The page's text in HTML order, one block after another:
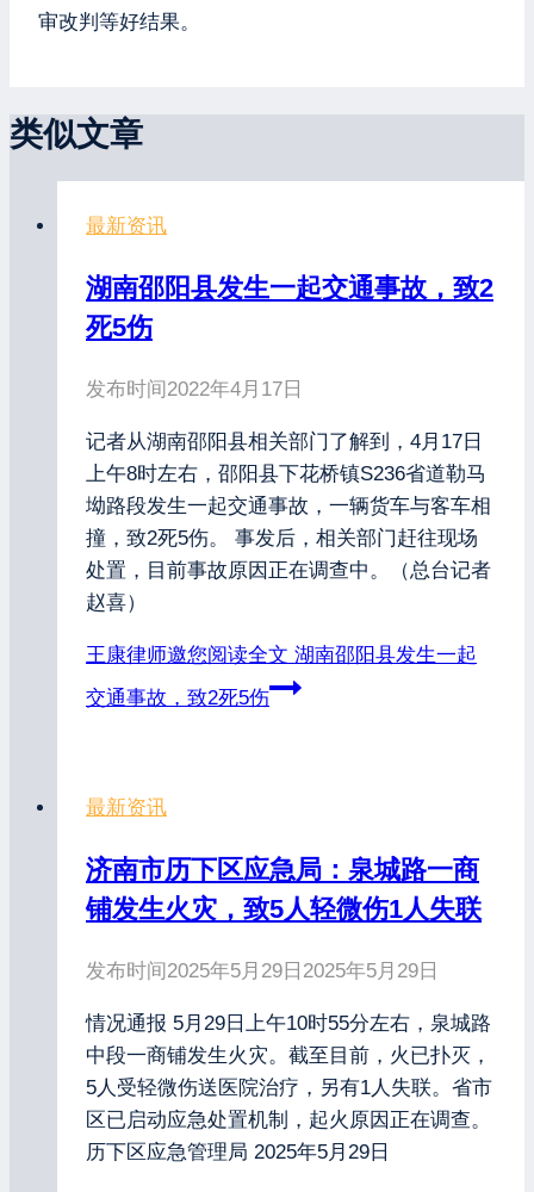
审改判等好结果。
类似文章
最新资讯
湖南邵阳县发生一起交通事故，致2
死5伤
发布时间2022年4月17日
记者从湖南邵阳县相关部门了解到，4月17日
上午8时左右，邵阳县下花桥镇S236省道勒马
坳路段发生一起交通事故，一辆货车与客车相
撞，致2死5伤。 事发后，相关部门赶往现场
处置，目前事故原因正在调查中。（总台记者
赵喜）
王康律师邀您阅读全文 湖南邵阳县发生一起
交通事故，致2死5伤
最新资讯
济南市历下区应急局：泉城路一商
铺发生火灾，致5人轻微伤1人失联
发布时间2025年5月29日 2025年5月29日
情况通报 5月29日上午10时55分左右，泉城路
中段一商铺发生火灾。截至目前，火已扑灭，
5人受轻微伤送医院治疗，另有1人失联。省市
区已启动应急处置机制，起火原因正在调查。
历下区应急管理局 2025年5月29日